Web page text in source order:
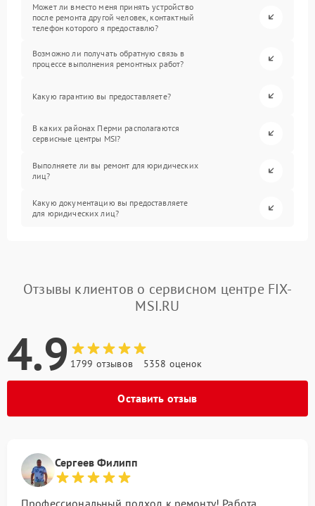
Может ли вместо меня принять устройство
после ремонта другой человек, контактный
телефон которого я предоставлю?
Возможно ли получать обратную связь в
процессе выполнения ремонтных работ?
Какую гарантию вы предоставляете?
В каких районах Перми располагаются
сервисные центры MSI?
Выполняете ли вы ремонт для юридических
лиц?
Какую документацию вы предоставляете
для юридических лиц?
Отзывы клиентов о сервисном центре FIX-
MSI.RU
4.9 1799 отзывов 5358 оценок
Оставить отзыв
Сергеев Филипп
Профессиональный подход к ремонту! Работа